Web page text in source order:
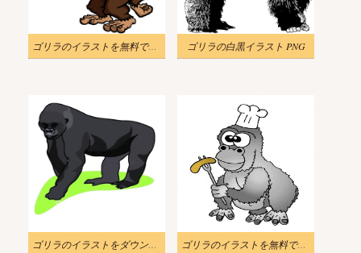
ゴリラのイラストを無料でダウンロード 2 ゴリラの白黒イラスト PNG
ゴリラのイラストをダウンロード ゴリラのイラストを無料でダウンロード 3